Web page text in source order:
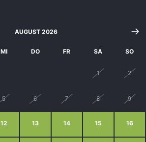
AUGUST 2026
MI DO FR SA SO
1 2
5 6 7 8 9
12 13 14 15 16